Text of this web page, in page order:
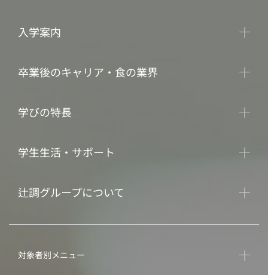
入学案内
卒業後のキャリア・食の業界
学びの特長
学生生活・サポート
辻調グループについて
対象者別メニュー